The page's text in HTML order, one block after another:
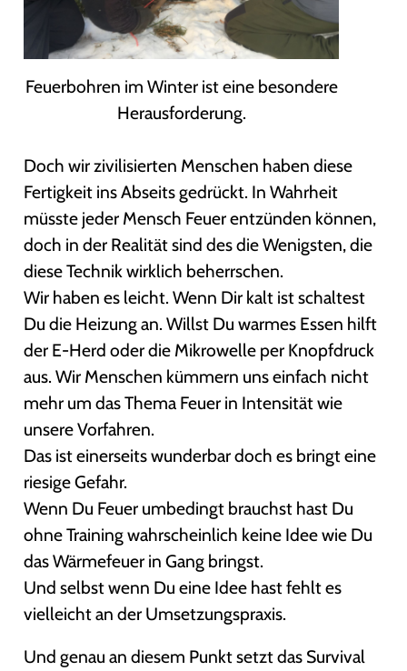
Feuerbohren im Winter ist eine besondere
Herausforderung.
Doch wir zivilisierten Menschen haben diese
Fertigkeit ins Abseits gedrückt. In Wahrheit
müsste jeder Mensch Feuer entzünden können,
doch in der Realität sind des die Wenigsten, die
diese Technik wirklich beherrschen.
Wir haben es leicht. Wenn Dir kalt ist schaltest
Du die Heizung an. Willst Du warmes Essen hilft
der E-Herd oder die Mikrowelle per Knopfdruck
aus. Wir Menschen kümmern uns einfach nicht
mehr um das Thema Feuer in Intensität wie
unsere Vorfahren.
Das ist einerseits wunderbar doch es bringt eine
riesige Gefahr.
Wenn Du Feuer umbedingt brauchst hast Du
ohne Training wahrscheinlich keine Idee wie Du
das Wärmefeuer in Gang bringst.
Und selbst wenn Du eine Idee hast fehlt es
vielleicht an der Umsetzungspraxis.
Und genau an diesem Punkt setzt das Survival